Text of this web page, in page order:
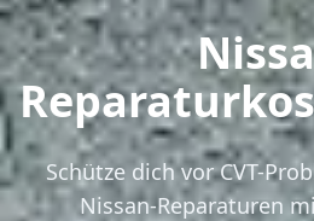
Schütze dich vor CVT-
Nissan-Reparaturen